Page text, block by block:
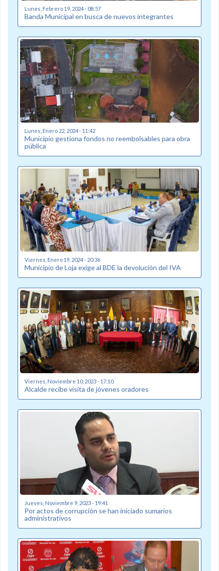
Lunes, Febrero 19, 2024 - 08:57
Banda Municipal en busca de nuevos integrantes
Lunes, Enero 22, 2024 - 11:42
Municipio gestiona fondos no reembolsables para obra
pública
Viernes, Enero 19, 2024 - 20:36
Municipio de Loja exige al BDE la devolución del IVA
Viernes, Noviembre 10, 2023 - 17:10
Alcalde recibe visita de jóvenes oradores
Jueves, Noviembre 9, 2023 - 19:41
Por actos de corrupción se han iniciado sumarios
administrativos